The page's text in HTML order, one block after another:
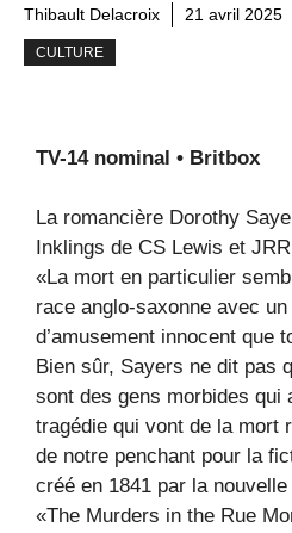
Thibault Delacroix 21 avril 2025
CULTURE
TV-14 nominal • Britbox
La romancière Dorothy
Inklings de CS Lewis et
«La mort en particulier
race anglo-saxonne avec
d’amusement innocent que
Bien sûr, Sayers ne dit pas
sont des gens morbides qui
tragédie qui vont de la mort
de notre penchant pour la
créé en 1841 par la nouvelle
«The Murders in the Rue